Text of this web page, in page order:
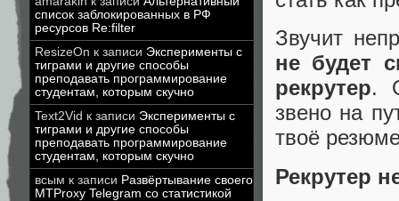
список заблокированных в РФ
ресурсов Re:filter
ResizeOn к записи Эксперименты с
тиграми и другие способы
преподавать программирование
студентам, которым скучно
Text2Vid к записи Эксперименты с
тиграми и другие способы
преподавать программирование
студентам, которым скучно
всым к записи Развёртывание своего
MTProxy Telegram со статистикой
Звучит
не будет
рекрутер.
звено на
твоё
Рекрутер